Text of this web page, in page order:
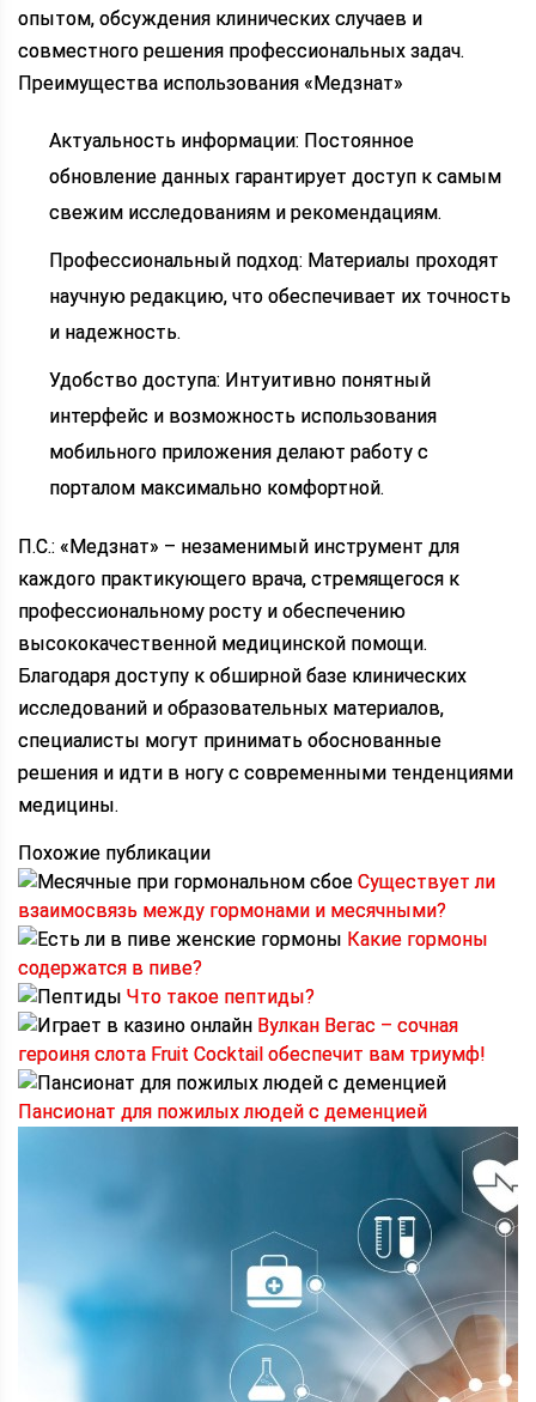
опытом, обсуждения клинических случаев и
совместного решения профессиональных задач.
Преимущества использования «Медзнат»
Актуальность информации: Постоянное
обновление данных гарантирует доступ к самым
свежим исследованиям и рекомендациям.
Профессиональный подход: Материалы проходят
научную редакцию, что обеспечивает их точность
и надежность.
Удобство доступа: Интуитивно понятный
интерфейс и возможность использования
мобильного приложения делают работу с
порталом максимально комфортной.
П.С.: «Медзнат» – незаменимый инструмент для
каждого практикующего врача, стремящегося к
профессиональному росту и обеспечению
высококачественной медицинской помощи.
Благодаря доступу к обширной базе клинических
исследований и образовательных материалов,
специалисты могут принимать обоснованные
решения и идти в ногу с современными тенденциями
медицины.
Похожие публикации
Существует ли
взаимосвязь между гормонами и месячными?
Какие гормоны
содержатся в пиве?
Что такое пептиды?
Вулкан Вегас – сочная
героиня слота Fruit Cocktail обеспечит вам триумф!
Пансионат для пожилых людей с деменцией